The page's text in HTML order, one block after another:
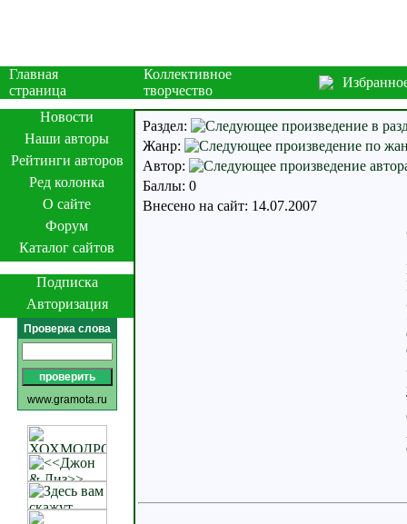
Главная
страница
Коллективное
творчество
Новости
Наши авторы
Рейтинги авторов
Ред колонка
О сайте
Форум
Каталог сайтов
Подписка
Авторизация
Проверка слова
www.gramota.ru
Раздел:
Жанр:
Автор:
Баллы: 0
Внесено на сайт: 14.07.2007